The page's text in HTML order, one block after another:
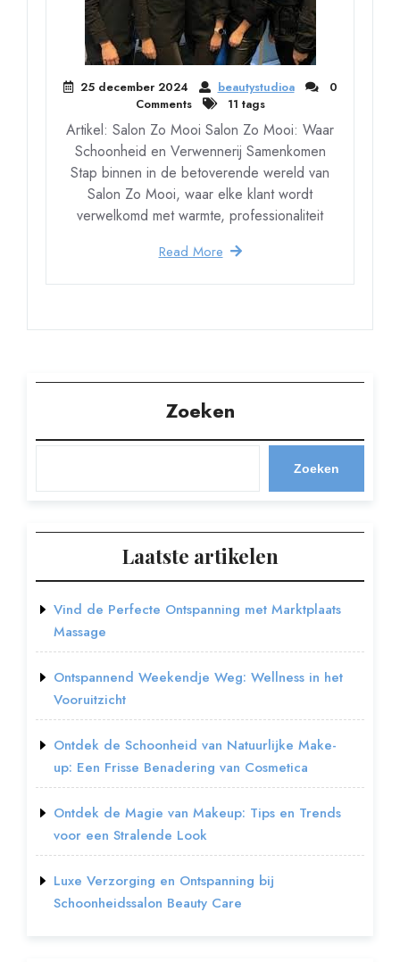
25 december 2024 beautystudioa
0
Comments
11 tags
Artikel: Salon Zo Mooi Salon Zo Mooi: Waar
Schoonheid en Verwennerij Samenkomen
Stap binnen in de betoverende wereld van
Salon Zo Mooi, waar elke klant wordt
verwelkomd met warmte, professionaliteit
Read More
Zoeken
Zoeken
Laatste artikelen
Vind de Perfecte Ontspanning met Marktplaats
Massage
Ontspannend Weekendje Weg: Wellness in het
Vooruitzicht
Ontdek de Schoonheid van Natuurlijke Make-
up: Een Frisse Benadering van Cosmetica
Ontdek de Magie van Makeup: Tips en Trends
voor een Stralende Look
Luxe Verzorging en Ontspanning bij
Schoonheidssalon Beauty Care